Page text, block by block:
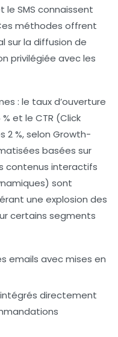
le SMS connaissent
méthodes offrent
sur la diffusion de
privilégiée avec les
: le taux d’ouverture
et le CTR (Click
2 %, selon Growth-
basées sur
contenus interactifs
sont
une explosion des
certains segments
emails avec mises en
directement